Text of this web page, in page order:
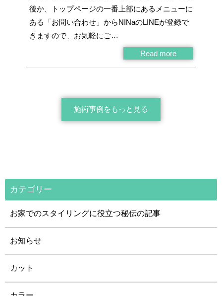
後か、トップページの一番上部にあるメニューに
ある「お問い合わせ」からNINaのLINEが登録で
きますので、お気軽にご…
Read more
施術事例をもっと見る
カテゴリー
お家でのスタイリングに役立つ秘伝の記事
お知らせ
カット